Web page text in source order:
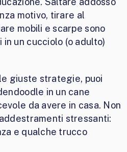
motivo, tirare al
mobili e scarpe sono
un cucciolo (o adulto)
giuste strategie, puoi
in un cane
da avere in casa. Non
stressanti:
e qualche trucco